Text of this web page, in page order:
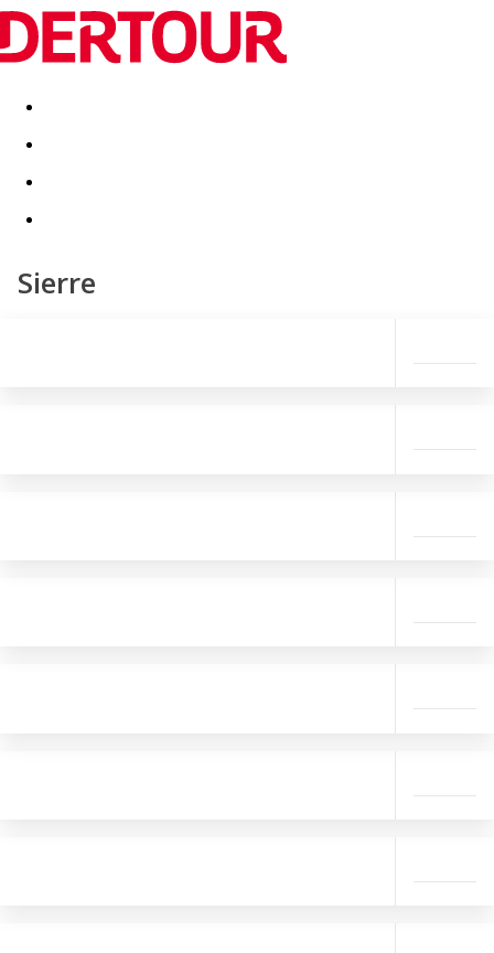
Destinatii Vacanta perfecta OFERTE DE NERATAT
Sierre